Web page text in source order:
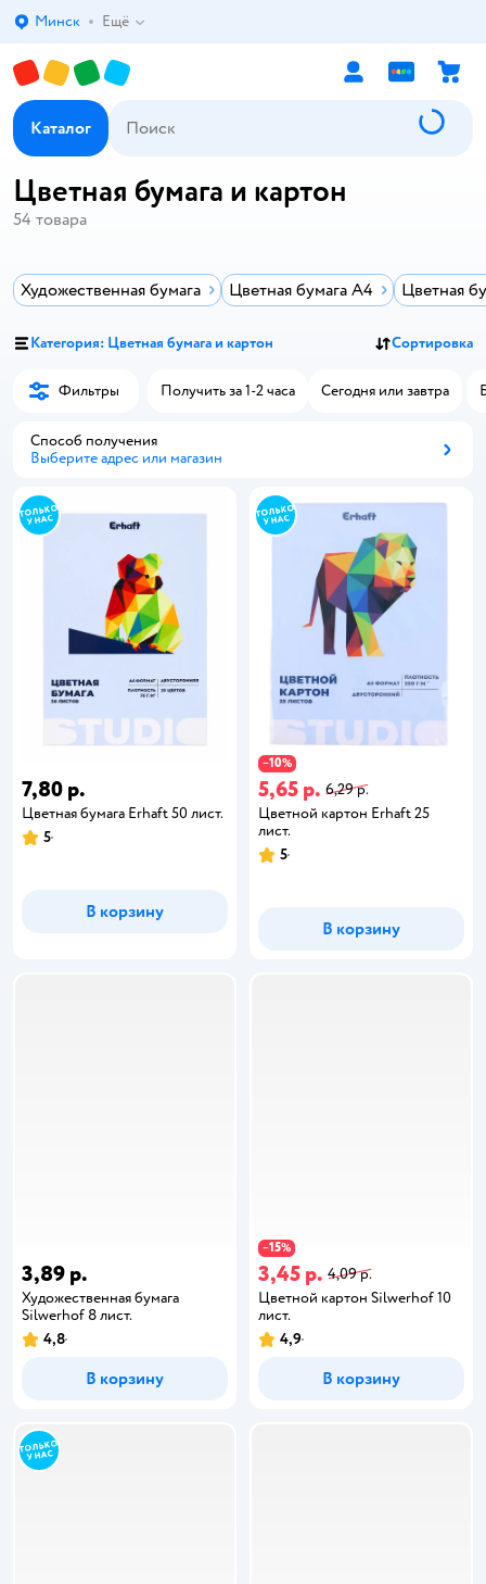
Выбор адреса доставки.
Минск Ещё
Каталог
Цветная бумага и картон
54 товара
Художественная бумага Цветная бумага А4 Цветная
Категория: Цветная бумага и картон Сортировка
Фильтры Получить за 1-2 часа Сегодня или завтра
Способ получения
Выберите адрес или магазин
7,80 р.
Цветная бумага Erhaft 50 лист.
5
В корзину
−10%
5,65 р. 6,29 р.
Цветной картон Erhaft 25
лист.
5
В корзину
3,89 р.
Художественная бумага
Silwerhof 8 лист.
4,8
В корзину
−15%
3,45 р. 4,09 р.
Цветной картон Silwerhof 10
лист.
4,9
В корзину